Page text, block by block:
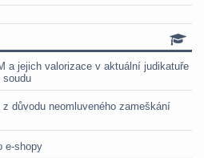
a jejich valorizace v aktuální judikatuře
soudu
důvodu neomluveného zameškání
e-shopy